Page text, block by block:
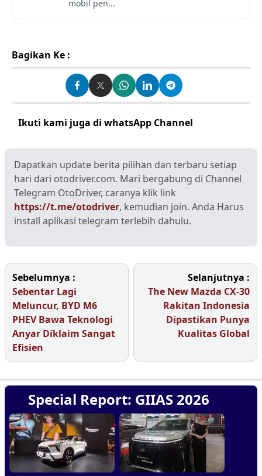
mobil pen...
Bagikan Ke :
Ikuti kami juga di whatsApp Channel
Dapatkan update berita pilihan dan terbaru setiap
hari dari otodriver.com. Mari bergabung di Channel
Telegram OtoDriver, caranya klik link
https://t.me/otodriver, kemudian join. Anda Harus
install aplikasi telegram terlebih dahulu.
Sebelumnya :
Sebentar Lagi
Meluncur, BYD M6
PHEV Bawa Teknologi
Anyar Diklaim Sangat
Efisien
Selanjutnya :
The New Mazda CX-30
Rakitan Indonesia
Dipastikan Punya
Kualitas Global
Special Report: GIIAS 2026